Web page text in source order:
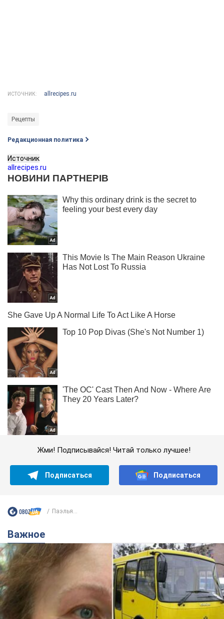
ИСТОЧНИК: allrecipes.ru
Рецепты
Редакционная политика
Источник
allrecipes.ru
Жми! Подписывайся! Читай только лучшее!
Подписаться Подписаться
Паэлья...
Важное